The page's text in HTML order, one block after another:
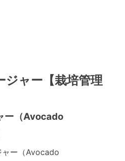
ジャー【栽培管理
ー（Avocado
ャー（Avocado